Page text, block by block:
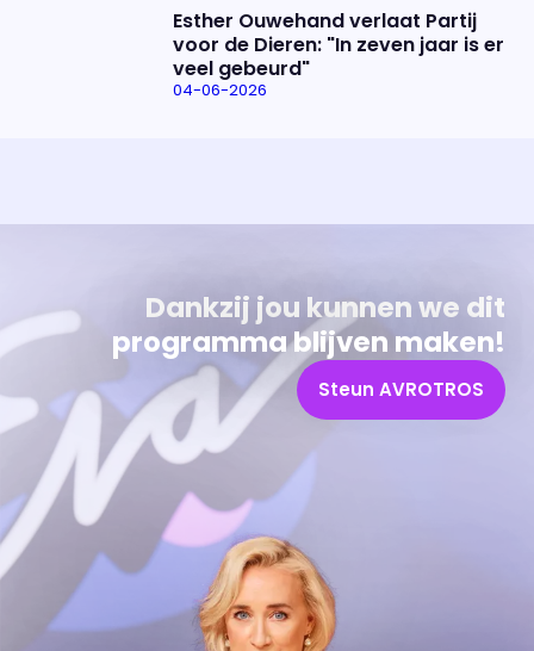
Esther Ouwehand verlaat Partij
voor de Dieren: "In zeven jaar is er
veel gebeurd"
04-06-2026
Dankzij jou kunnen we dit
programma blijven maken!
Steun AVROTROS